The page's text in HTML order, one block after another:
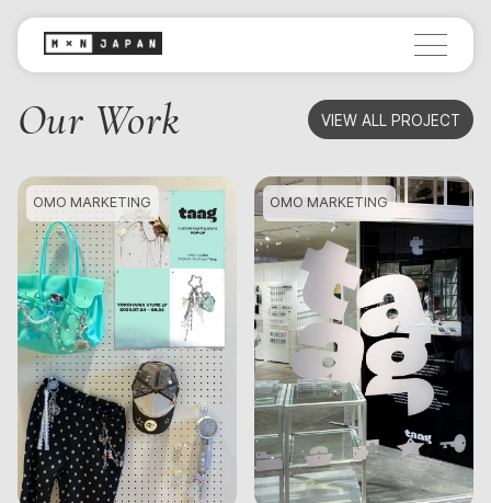
Our Work VIEW ALL PROJECT
OMO MARKETING OMO MARKETING